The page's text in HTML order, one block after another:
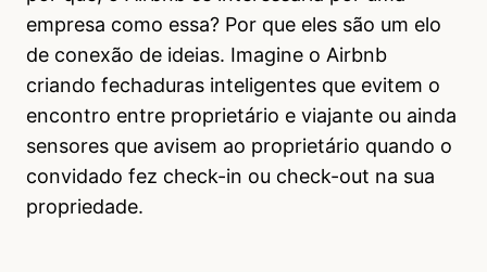
empresa como essa? Por que eles são um elo
de conexão de ideias. Imagine o Airbnb
criando fechaduras inteligentes que evitem o
encontro entre proprietário e viajante ou ainda
sensores que avisem ao proprietário quando o
convidado fez check-in ou check-out na sua
propriedade.